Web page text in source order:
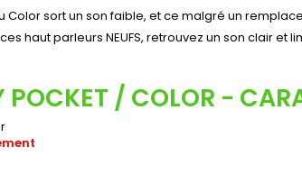
Color sort un son faible, et ce malgré un
haut parleurs NEUFS, retrouvez un son clair et
POCKET / COLOR -